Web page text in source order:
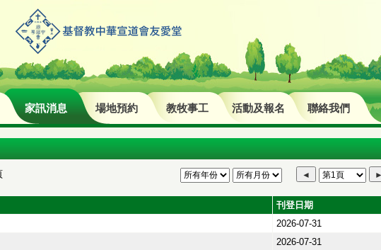
家訊消息 場地預約 教牧事工 活動及報名 聯絡我們
刊登日期
2026-07-31
2026-07-31